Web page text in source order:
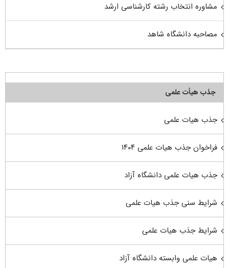
مشاوره انتخاب رشته کارشناسی ارشد
مصاحبه دانشگاه شاهد
جذب هیأت علمی
جذب هیات علمی
فراخوان جذب هیات علمی ۱۴۰۴
جذب هیات علمی دانشگاه آزاد
شرایط سنی جذب هیات علمی
شرایط جذب هیات علمی
هیات علمی وابسته دانشگاه آزاد